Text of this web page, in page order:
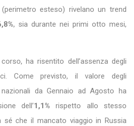
esteso) rivelano un trend
, sia durante nei primi otto mesi,
ha risentito dell’assenza degli
Come previsto, il valore degli
da Gennaio ad Agosto ha
dell’1,1% rispetto allo stesso
sé che il mancato viaggio in Russia